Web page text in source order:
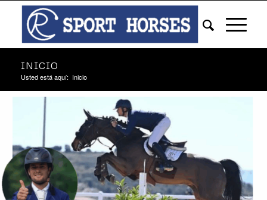
INICIO
Usted está aquí: Inicio